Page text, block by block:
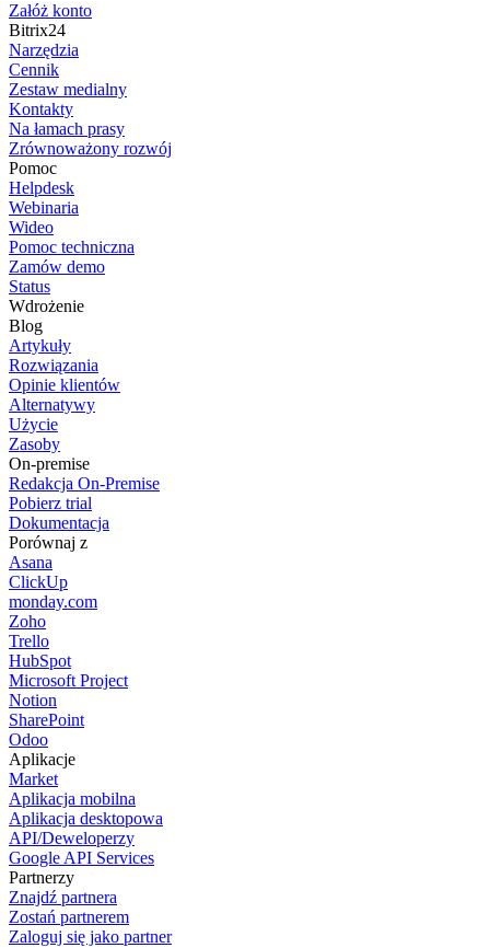
Załóż konto
Bitrix24
Narzędzia
Cennik
Zestaw medialny
Kontakty
Na łamach prasy
Zrównoważony rozwój
Pomoc
Helpdesk
Webinaria
Wideo
Pomoc techniczna
Zamów demo
Status
Wdrożenie
Blog
Artykuły
Rozwiązania
Opinie klientów
Alternatywy
Użycie
Zasoby
On-premise
Redakcja On-Premise
Pobierz trial
Dokumentacja
Porównaj z
Asana
ClickUp
monday.com
Zoho
Trello
HubSpot
Microsoft Project
Notion
SharePoint
Odoo
Aplikacje
Market
Aplikacja mobilna
Aplikacja desktopowa
API/Deweloperzy
Google API Services
Partnerzy
Znajdź partnera
Zostań partnerem
Zaloguj się jako partner